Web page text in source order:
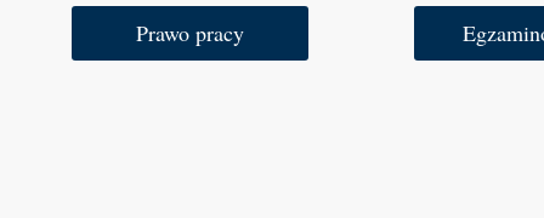
Prawo pracy